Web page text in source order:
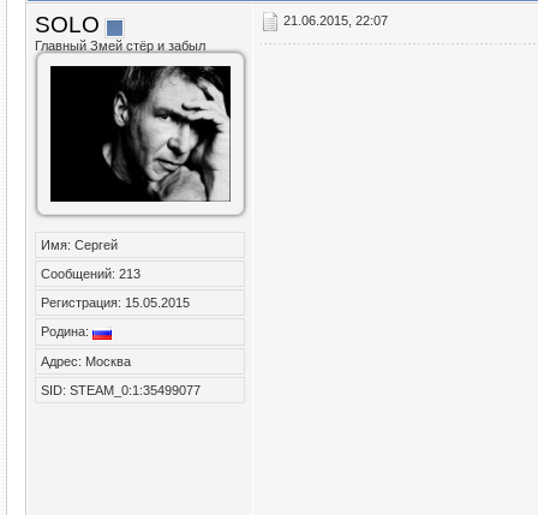
SOLO
Главный Змей стёр и забыл
Имя: Сергей
Сообщений: 213
Регистрация: 15.05.2015
Родина:
Адрес: Москва
SID: STEAM_0:1:35499077
21.06.2015, 22:07